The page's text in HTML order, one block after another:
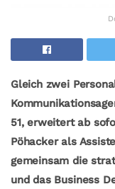
Gleich zwei
51, erweitert ab
Pöhacker als
gemeinsam die
und das Business